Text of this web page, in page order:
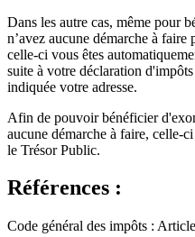
Dans les autre cas, même pour
n’avez aucune démarche à faire
celle-ci vous êtes
suite à votre déclaration
indiquée votre adresse.
Afin de pouvoir bénéficier
aucune démarche à faire, celle-
le Trésor Public.
Références :
Code général des impôts :